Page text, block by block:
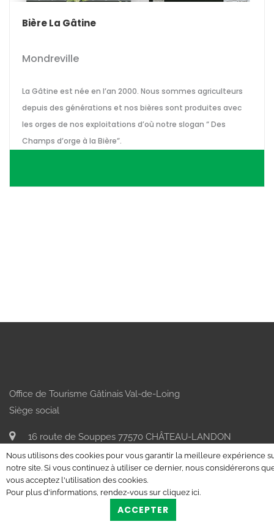
Bière La Gâtine
Mondreville
La Gâtine est née en l’an 2000. Nous sommes agriculteurs
depuis des générations et nos bières sont produites avec
les orges de nos exploitations d’où notre slogan “ Des
Champs d’orge à la Bière”.
Office de Tourisme Gâtinais Val-de-Loing
Siège social
16 route de Souppes 77570 CHÂTEAU-LANDON
tourisme@ccgvl77.fr
Bureau de Château-Landon
6 rue Hetzel 77570 CHÂTEAU-LANDON
Nous utilisons des cookies pour vous garantir la meilleure expérience
notre site. Si vous continuez à utiliser ce dernier, nous considérerons
vous acceptez l'utilisation des cookies.
Pour plus d'informations, rendez-vous sur cliquez ici.
ACCEPTER